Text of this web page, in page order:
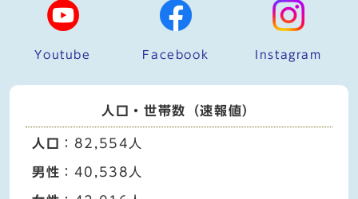
Youtube Facebook Instagram
人口・世帯数（速報値）
人口 ：82,554人
男性 ：40,538人